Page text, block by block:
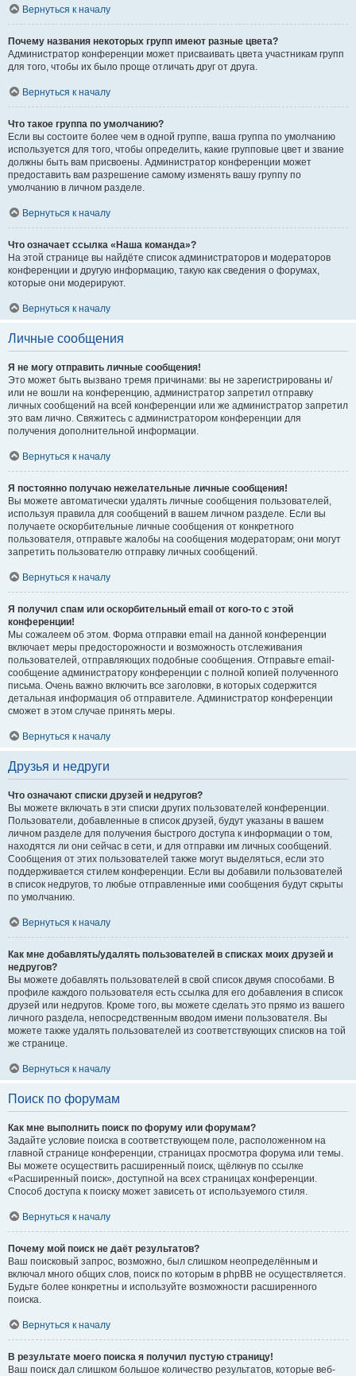
Вернуться к началу
Почему названия некоторых групп имеют разные цвета?
Администратор конференции может присваивать цвета участникам групп
для того, чтобы их было проще отличать друг от друга.
Вернуться к началу
Что такое группа по умолчанию?
Если вы состоите более чем в одной группе, ваша группа по умолчанию
используется для того, чтобы определить, какие групповые цвет и звание
должны быть вам присвоены. Администратор конференции может
предоставить вам разрешение самому изменять вашу группу по
умолчанию в личном разделе.
Вернуться к началу
Что означает ссылка «Наша команда»?
На этой странице вы найдёте список администраторов и модераторов
конференции и другую информацию, такую как сведения о форумах,
которые они модерируют.
Вернуться к началу
Личные сообщения
Я не могу отправить личные сообщения!
Это может быть вызвано тремя причинами: вы не зарегистрированы и/
или не вошли на конференцию, администратор запретил отправку
личных сообщений на всей конференции или же администратор запретил
это вам лично. Свяжитесь с администратором конференции для
получения дополнительной информации.
Вернуться к началу
Я постоянно получаю нежелательные личные сообщения!
Вы можете автоматически удалять личные сообщения пользователей,
используя правила для сообщений в вашем личном разделе. Если вы
получаете оскорбительные личные сообщения от конкретного
пользователя, отправьте жалобы на сообщения модераторам; они могут
запретить пользователю отправку личных сообщений.
Вернуться к началу
Я получил спам или оскорбительный email от кого-то с этой
конференции!
Мы сожалеем об этом. Форма отправки email на данной конференции
включает меры предосторожности и возможность отслеживания
пользователей, отправляющих подобные сообщения. Отправьте email-
сообщение администратору конференции с полной копией полученного
письма. Очень важно включить все заголовки, в которых содержится
детальная информация об отправителе. Администратор конференции
сможет в этом случае принять меры.
Вернуться к началу
Друзья и недруги
Что означают списки друзей и недругов?
Вы можете включать в эти списки других пользователей конференции.
Пользователи, добавленные в список друзей, будут указаны в вашем
личном разделе для получения быстрого доступа к информации о том,
находятся ли они сейчас в сети, и для отправки им личных сообщений.
Сообщения от этих пользователей также могут выделяться, если это
поддерживается стилем конференции. Если вы добавили пользователей
в список недругов, то любые отправленные ими сообщения будут скрыты
по умолчанию.
Вернуться к началу
Как мне добавлять/удалять пользователей в списках моих друзей и
недругов?
Вы можете добавлять пользователей в свой список двумя способами. В
профиле каждого пользователя есть ссылка для его добавления в список
друзей или недругов. Кроме того, вы можете сделать это прямо из вашего
личного раздела, непосредственным вводом имени пользователя. Вы
можете также удалять пользователей из соответствующих списков на той
же странице.
Вернуться к началу
Поиск по форумам
Как мне выполнить поиск по форуму или форумам?
Задайте условие поиска в соответствующем поле, расположенном на
главной странице конференции, страницах просмотра форума или темы.
Вы можете осуществить расширенный поиск, щёлкнув по ссылке
«Расширенный поиск», доступной на всех страницах конференции.
Способ доступа к поиску может зависеть от используемого стиля.
Вернуться к началу
Почему мой поиск не даёт результатов?
Ваш поисковый запрос, возможно, был слишком неопределённым и
включал много общих слов, поиск по которым в phpBB не осуществляется.
Будьте более конкретны и используйте возможности расширенного
поиска.
Вернуться к началу
В результате моего поиска я получил пустую страницу!
Ваш поиск дал слишком большое количество результатов, которые веб-